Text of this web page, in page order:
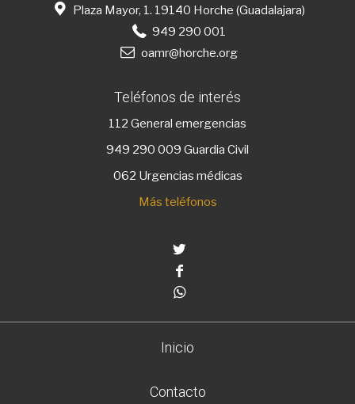
Plaza Mayor, 1. 19140 Horche (Guadalajara)
949 290 001
oamr@horche.org
Teléfonos de interés
112 General emergencias
949 290 009 Guardia Civil
062 Urgencias médicas
Más teléfonos
Inicio
Contacto